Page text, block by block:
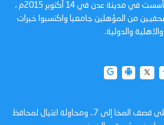
عدن تايم - صحيفة الكترونية تأسست في مدينة عدن في 14 أكتوبر 2015م ،
من المؤهلين جامعيا واكتسبوا خبرات
والدولية.
ارتفاع قتلى قصف المخا إلى 7.. ومحاولة اغتيال لمحافظ